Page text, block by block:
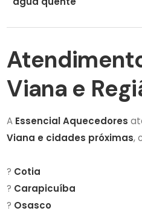
Viana e
A Essencial Aquecedores
Viana e cidades próximas,
? Cotia
? Carapicuíba
? Osasco